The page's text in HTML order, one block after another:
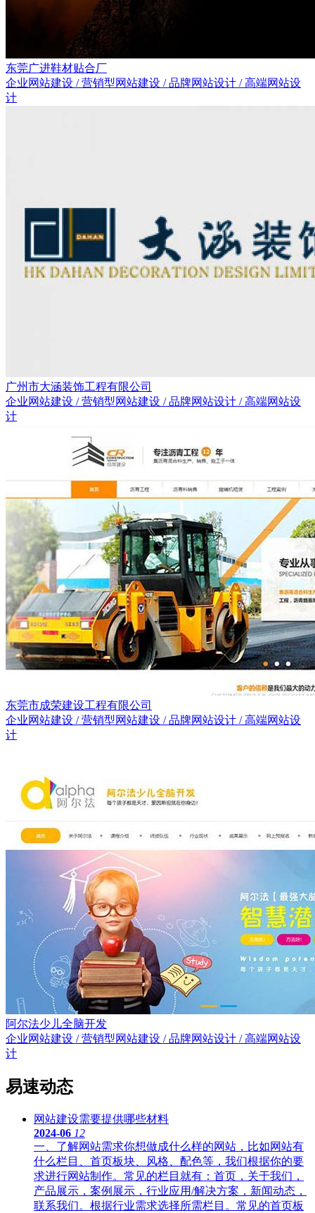
东莞广进鞋材贴合厂
企业网站建设 / 营销型网站建设 / 品牌网站设计 / 高端网站设
计
广州市大涵装饰工程有限公司
企业网站建设 / 营销型网站建设 / 品牌网站设计 / 高端网站设
计
东莞市成荣建设工程有限公司
企业网站建设 / 营销型网站建设 / 品牌网站设计 / 高端网站设
计
阿尔法少儿全脑开发
企业网站建设 / 营销型网站建设 / 品牌网站设计 / 高端网站设
计
易速动态
网站建设需要提供哪些材料
2024-06 12
一、了解网站需求你想做成什么样的网站，比如网站有
什么栏目、首页板块、风格、配色等，我们根据你的要
求进行网站制作。常见的栏目就有：首页，关于我们，
产品展示，案例展示，行业应用/解决方案，新闻动态，
联系我们。根据行业需求选择所需栏目。常见的首页板